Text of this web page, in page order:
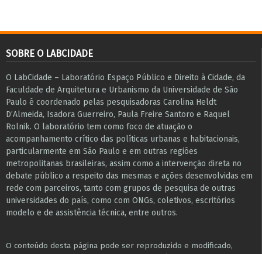
SOBRE O LABCIDADE
O LabCidade – Laboratório Espaço Público e Direito à Cidade, da
Faculdade de Arquitetura e Urbanismo da Universidade de São
Paulo é coordenado pelas pesquisadoras Carolina Heldt
D’Almeida, Isadora Guerreiro, Paula Freire Santoro e Raquel
Rolnik. O laboratório tem como foco de atuação o
acompanhamento crítico das políticas urbanas e habitacionais,
particularmente em São Paulo e ​em outras regiões
metropolitanas brasileiras, assim como a intervenção direta no
debate público a respeito das mesmas e ações desenvolvidas em
r​e​de com parceiros, tanto com grupos de pesquisa ​de outras
universidades do país, como com ONGs, coletivos, escritórios
modelo e de assistência técnica​, entre outros​.
O conteúdo desta página pode ser reproduzido e modificado,